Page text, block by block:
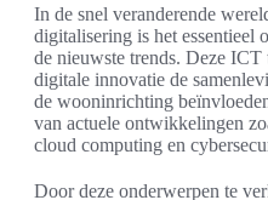
In de snel veranderende
digitalisering is het essentieel
de nieuwste trends. Deze
digitale innovatie de
de wooninrichting
van actuele ontwikkelingen
cloud computing en
Door deze onderwerpen te